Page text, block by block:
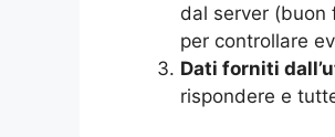
dal server (buon
per controllare
Dati forniti
rispondere e